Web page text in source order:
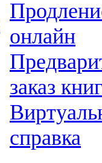
онлайн
заказ
справка